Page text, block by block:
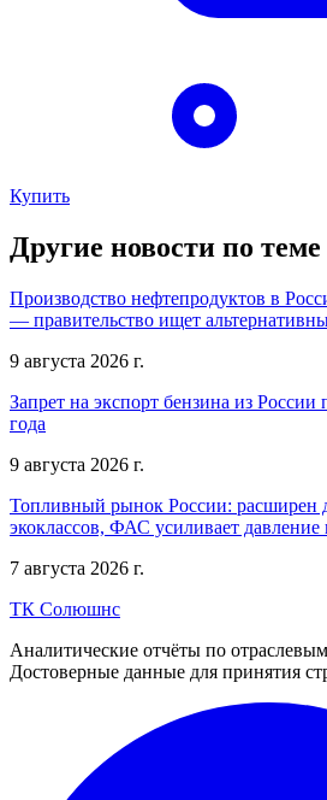
Купить
Другие новости по теме
Производство нефтепродуктов в
— правительство ищет
9 августа 2026 г.
Запрет на экспорт бензина из России
года
9 августа 2026 г.
Топливный рынок России: расширен
экоклассов, ФАС усиливает
7 августа 2026 г.
ТК Солюшнс
Аналитические отчёты по
Достоверные данные для принятия